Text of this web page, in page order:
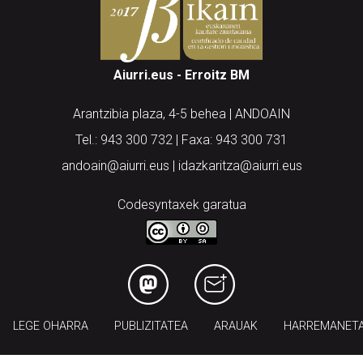
Aiurri.eus - Erroitz BM
Arantzibia plaza, 4-5 behea | ANDOAIN
Tel.: 943 300 732 | Faxa: 943 300 731
andoain@aiurri.eus | idazkaritza@aiurri.eus
Codesyntaxek garatua
LEGE OHARRA PUBLIZITATEA ARAUAK